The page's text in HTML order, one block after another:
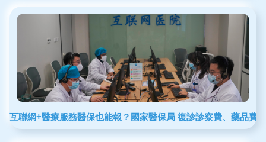
互聯網+醫療服務醫保也能報？國家醫保局 復診診察費、藥品費